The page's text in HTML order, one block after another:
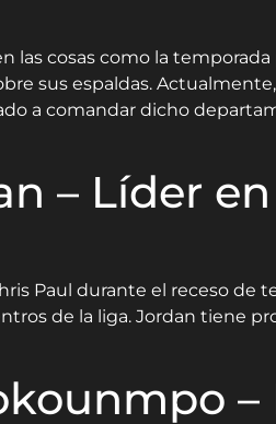
las cosas como la temporada
sus espaldas.
a comandar dicho
– Líder
Paul durante el receso de
de la liga. Jordan tiene
–